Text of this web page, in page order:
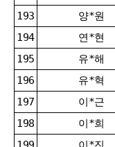
193 양*원
194
연*현
195
유*해
196
유*혁
197
이*근
198
이*희
199
이*진